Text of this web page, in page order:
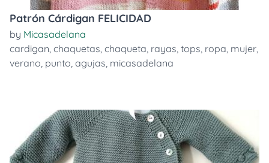
Patrón Cárdigan FELICIDAD
by Micasadelana
cardigan, chaquetas, chaqueta, rayas, tops, ropa, mujer,
verano, punto, agujas, micasadelana